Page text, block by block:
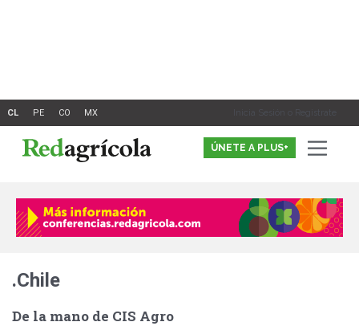
Inicia Sesión o Registrate
ÚNETE A PLUS+
.Chile
De la mano de CIS Agro